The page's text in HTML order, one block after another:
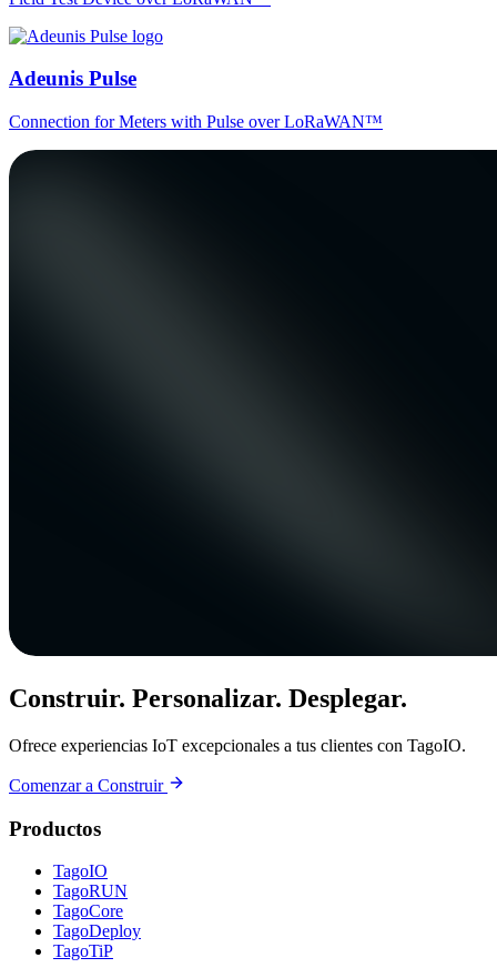
Adeunis Pulse
Connection for Meters with Pulse over LoRaWAN™
Construir. Personalizar. Desplegar.
Ofrece experiencias IoT excepcionales a tus clientes con TagoIO.
Comenzar a Construir
Productos
TagoIO
TagoRUN
TagoCore
TagoDeploy
TagoTiP